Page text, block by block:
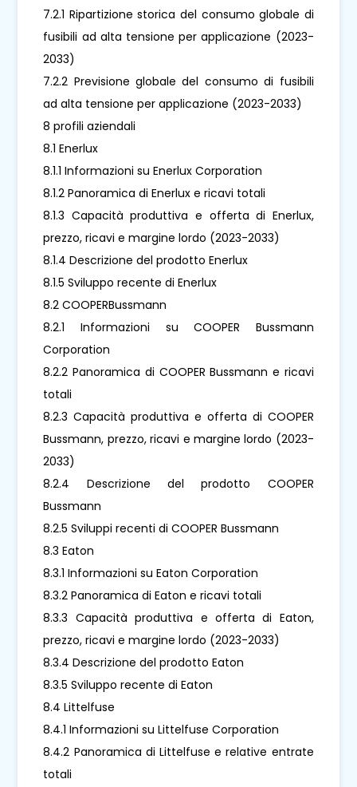
7.2.1 Ripartizione storica del consumo globale di
fusibili ad alta tensione per applicazione (2023-
2033)
7.2.2 Previsione globale del consumo di fusibili
ad alta tensione per applicazione (2023-2033)
8 profili aziendali
8.1 Enerlux
8.1.1 Informazioni su Enerlux Corporation
8.1.2 Panoramica di Enerlux e ricavi totali
8.1.3 Capacità produttiva e offerta di Enerlux,
prezzo, ricavi e margine lordo (2023-2033)
8.1.4 Descrizione del prodotto Enerlux
8.1.5 Sviluppo recente di Enerlux
8.2 COOPERBussmann
8.2.1 Informazioni su COOPER Bussmann
Corporation
8.2.2 Panoramica di COOPER Bussmann e ricavi
totali
8.2.3 Capacità produttiva e offerta di COOPER
Bussmann, prezzo, ricavi e margine lordo (2023-
2033)
8.2.4 Descrizione del prodotto COOPER
Bussmann
8.2.5 Sviluppi recenti di COOPER Bussmann
8.3 Eaton
8.3.1 Informazioni su Eaton Corporation
8.3.2 Panoramica di Eaton e ricavi totali
8.3.3 Capacità produttiva e offerta di Eaton,
prezzo, ricavi e margine lordo (2023-2033)
8.3.4 Descrizione del prodotto Eaton
8.3.5 Sviluppo recente di Eaton
8.4 Littelfuse
8.4.1 Informazioni su Littelfuse Corporation
8.4.2 Panoramica di Littelfuse e relative entrate
totali